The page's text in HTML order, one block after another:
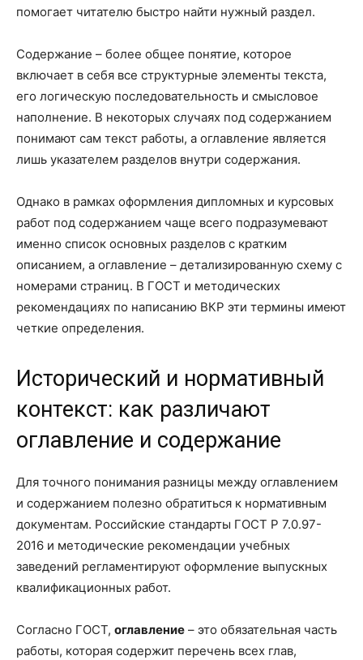
помогает читателю быстро найти нужный раздел.
Содержание – более общее понятие, которое
включает в себя все структурные элементы текста,
его логическую последовательность и смысловое
наполнение. В некоторых случаях под содержанием
понимают сам текст работы, а оглавление является
лишь указателем разделов внутри содержания.
Однако в рамках оформления дипломных и курсовых
работ под содержанием чаще всего подразумевают
именно список основных разделов с кратким
описанием, а оглавление – детализированную схему с
номерами страниц. В ГОСТ и методических
рекомендациях по написанию ВКР эти термины имеют
четкие определения.
Исторический и нормативный
контекст: как различают
оглавление и содержание
Для точного понимания разницы между оглавлением
и содержанием полезно обратиться к нормативным
документам. Российские стандарты ГОСТ Р 7.0.97-
2016 и методические рекомендации учебных
заведений регламентируют оформление выпускных
квалификационных работ.
Согласно ГОСТ, оглавление – это обязательная часть
работы, которая содержит перечень всех глав,